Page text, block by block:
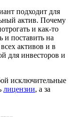
подходит для
актив. Почему
и как-то
и поставить на
активов и в
для инвесторов и
исключительные
лицензии, а за